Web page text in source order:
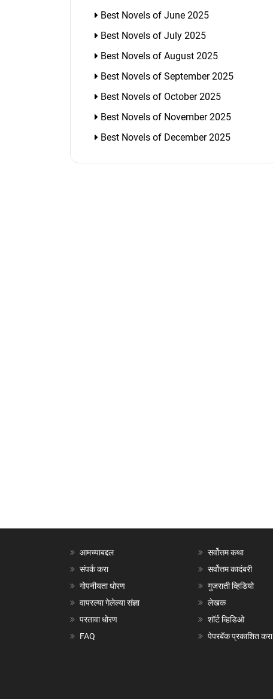
Best Novels of June 2025
Best Novels of July 2025
Best Novels of August 2025
Best Novels of September 2025
Best Novels of October 2025
Best Novels of November 2025
Best Novels of December 2025
आमच्याबद्दल
संपर्क करा
गोपनीयता धोरण
वापरल्या गेलेल्या संज्ञा
परतावा धोरण
FAQ
सर्वोत्तम कथा
सर्वोत्तम कादंबरी
गुजराती व्हिडियो
लेखक
शॉर्ट व्हिडिओ
पेपरबॅक प्रकाशित करा